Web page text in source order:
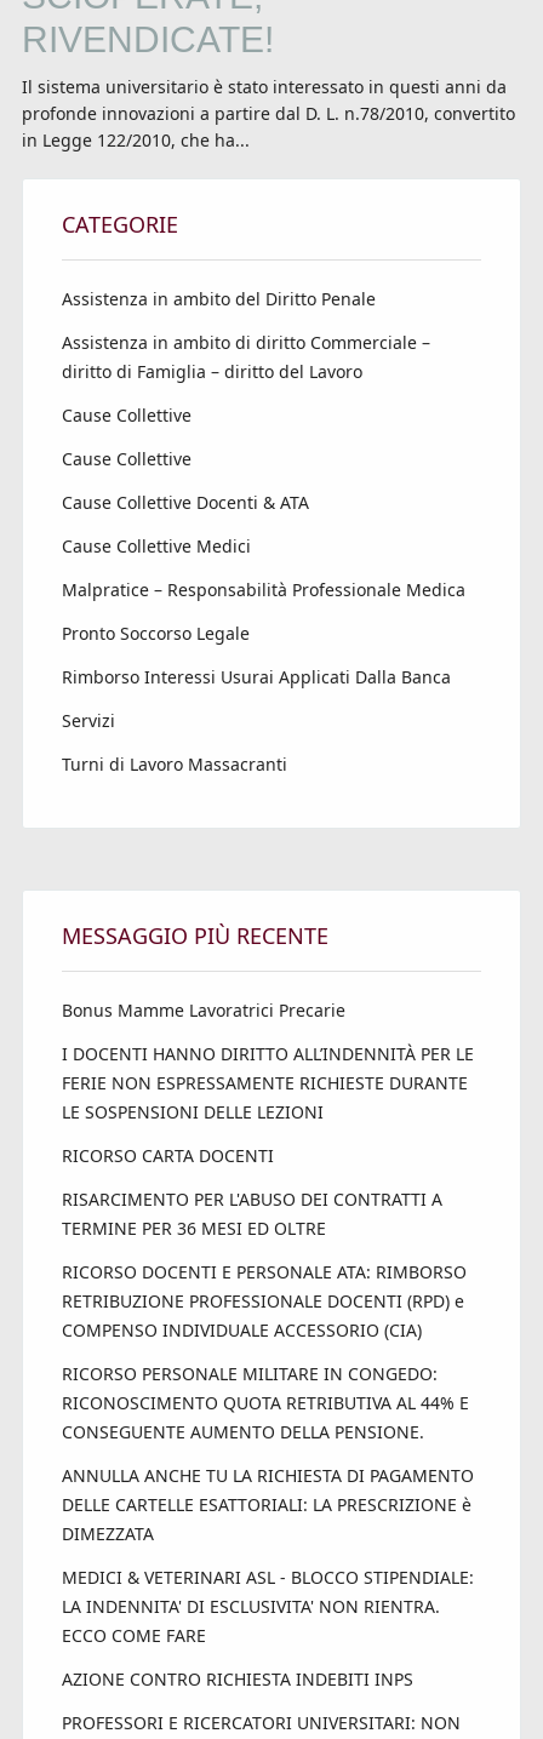
RIVENDICATE!
Il sistema universitario è stato interessato in questi anni da
profonde innovazioni a partire dal D. L. n.78/2010, convertito
in Legge 122/2010, che ha...
CATEGORIE
Assistenza in ambito del Diritto Penale
Assistenza in ambito di diritto Commerciale –
diritto di Famiglia – diritto del Lavoro
Cause Collettive
Cause Collettive
Cause Collettive Docenti & ATA
Cause Collettive Medici
Malpratice – Responsabilità Professionale Medica
Pronto Soccorso Legale
Rimborso Interessi Usurai Applicati Dalla Banca
Servizi
Turni di Lavoro Massacranti
MESSAGGIO PIÙ RECENTE
Bonus Mamme Lavoratrici Precarie
I DOCENTI HANNO DIRITTO ALL’INDENNITÀ PER LE
FERIE NON ESPRESSAMENTE RICHIESTE DURANTE
LE SOSPENSIONI DELLE LEZIONI
RICORSO CARTA DOCENTI
RISARCIMENTO PER L'ABUSO DEI CONTRATTI A
TERMINE PER 36 MESI ED OLTRE
RICORSO DOCENTI E PERSONALE ATA: RIMBORSO
RETRIBUZIONE PROFESSIONALE DOCENTI (RPD) e
COMPENSO INDIVIDUALE ACCESSORIO (CIA)
RICORSO PERSONALE MILITARE IN CONGEDO:
RICONOSCIMENTO QUOTA RETRIBUTIVA AL 44% E
CONSEGUENTE AUMENTO DELLA PENSIONE.
ANNULLA ANCHE TU LA RICHIESTA DI PAGAMENTO
DELLE CARTELLE ESATTORIALI: LA PRESCRIZIONE è
DIMEZZATA
MEDICI & VETERINARI ASL - BLOCCO STIPENDIALE:
LA INDENNITA' DI ESCLUSIVITA' NON RIENTRA.
ECCO COME FARE
AZIONE CONTRO RICHIESTA INDEBITI INPS
PROFESSORI E RICERCATORI UNIVERSITARI: NON